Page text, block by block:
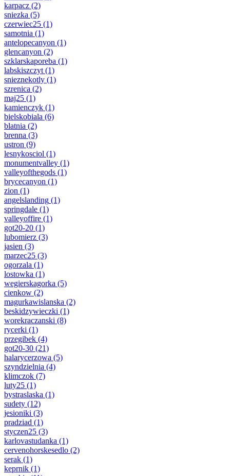
karpacz (2)
sniezka (5)
czerwiec25 (1)
samotnia (1)
antelopecanyon (1)
glencanyon (2)
szklarskaporeba (1)
labskiszczyt (1)
snieznekotly (1)
szrenica (2)
maj25 (1)
kamienczyk (1)
bielskobiala (6)
blatnia (2)
brenna (3)
ustron (9)
lesnykosciol (1)
monumentvalley (1)
valleyofthegods (1)
brycecanyon (1)
zion (1)
angelslanding (1)
springdale (1)
valleyoffire (1)
got20-20 (1)
lubomierz (3)
jasien (3)
marzec25 (3)
ogorzala (1)
lostowka (1)
wegierskagorka (5)
cienkow (2)
magurkawislanska (2)
beskidzywieczki (1)
worekraczanski (8)
rycerki (1)
przegibek (4)
got20-30 (21)
halarycerzowa (5)
szyndzielnia (4)
klimczok (7)
luty25 (1)
bystraslaska (1)
sudety (12)
jesioniki (3)
pradziad (1)
styczen25 (3)
karlovastudanka (1)
cervenohorskesedlo (2)
serak (1)
keprnik (1)